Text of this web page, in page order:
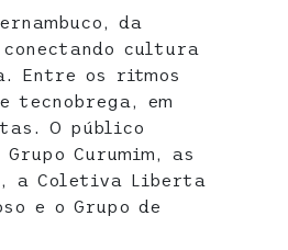
da
cultura
Entre os ritmos
tecnobrega, em
O público
Curumim, as
a Coletiva Liberta
e o Grupo de